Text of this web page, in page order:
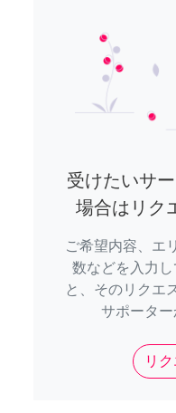
受けたいサ
場合はリク
ご希望内容、エ
数などを入力
と、そのリクエ
サポーター
リ